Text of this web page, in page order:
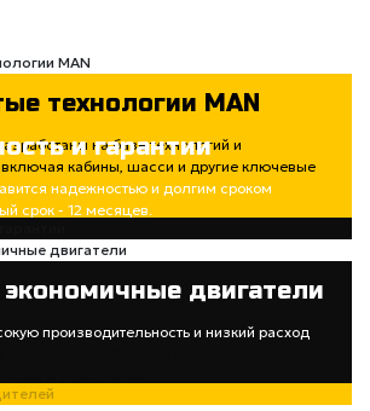
технологии MAN
на базе технологий и
включая кабины, шасси и другие ключевые
и гарантии
надежностью и долгим сроком
срок - 12 месяцев.
двигатели
производительность и низкий расход
водителей
MAN TG, потому эргономичны,